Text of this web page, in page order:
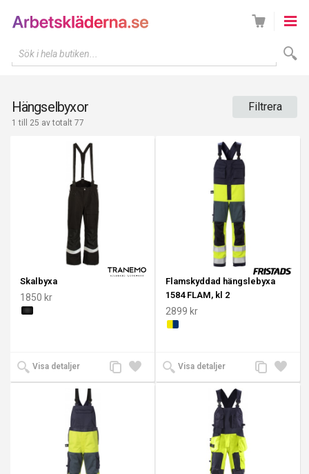
Sök i hela butiken...
Hängselbyxor Filtrera
1 till 25 av totalt 77
Skalbyxa
1850 kr
Visa detaljer
Lägg
till i
Lägg
till
Flamskyddad hängslebyxa
1584 FLAM, kl 2
2899 kr
Visa detaljer
Lägg
till i
Lägg
till